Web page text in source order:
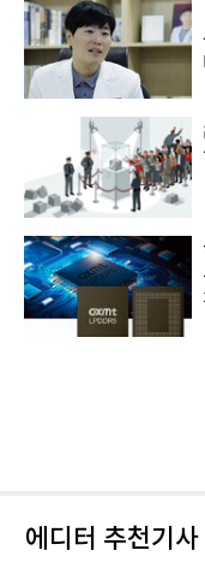
에디터 추천기사